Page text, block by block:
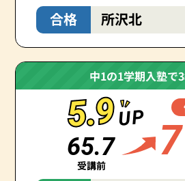
合格 所沢北
中1の1学期入塾で
5.9
5.9UP
65.7
受講前